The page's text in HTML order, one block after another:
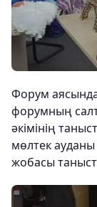
Форум
форумның
әкімінің
мөлтек
жобасы